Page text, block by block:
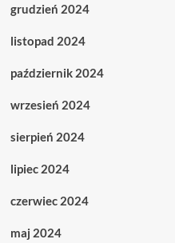
grudzień 2024
listopad 2024
październik 2024
wrzesień 2024
sierpień 2024
lipiec 2024
czerwiec 2024
maj 2024